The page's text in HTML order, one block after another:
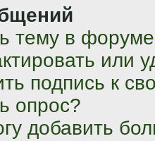
тему в
или
подпись к
опрос?
добавить